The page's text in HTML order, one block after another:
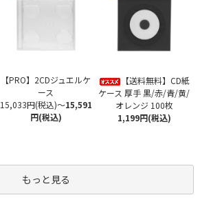
【PRO】2CDジュエルケ
ース
15,033円(税込)～15,591
円(税込)
【送料無料】CD紙
ケース 厚手 黒/赤/青/黄/
オレンジ 100枚
1,199円(税込)
もっと見る